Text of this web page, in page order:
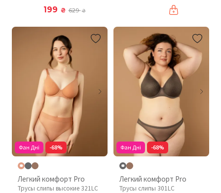
199 ₴ 629₴
Фан Дні -68%
Легкий комфорт Pro
Трусы слипы высокие 321LC
Фан Дні -68%
Легкий комфорт Pro
Трусы слипы 301LC